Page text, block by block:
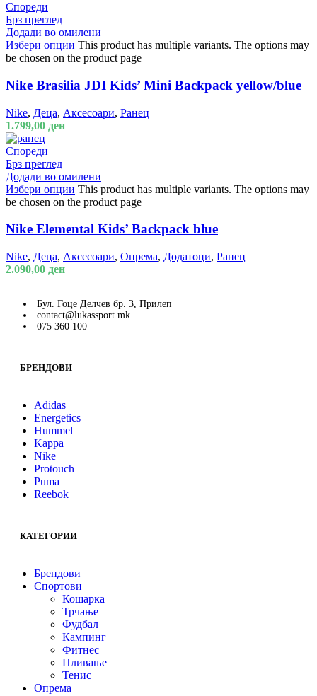
Спореди
Брз преглед
Додади во омилени
Избери опции This product has multiple variants. The options may
be chosen on the product page
Nike Brasilia JDI Kids’ Mini Backpack yellow/blue
Nike, Деца, Аксесоари, Ранец
1.799,00 ден
Спореди
Брз преглед
Додади во омилени
Избери опции This product has multiple variants. The options may
be chosen on the product page
Nike Elemental Kids’ Backpack blue
Nike, Деца, Аксесоари, Опрема, Додатоци, Ранец
2.090,00 ден
Бул. Гоце Делчев бр. 3, Прилеп
contact@lukassport.mk
075 360 100
БРЕНДОВИ
Adidas
Energetics
Hummel
Kappa
Nike
Protouch
Puma
Reebok
КАТЕГОРИИ
Брендови
Спортови
Кошарка
Трчање
Фудбал
Кампинг
Фитнес
Пливање
Тенис
Опрема